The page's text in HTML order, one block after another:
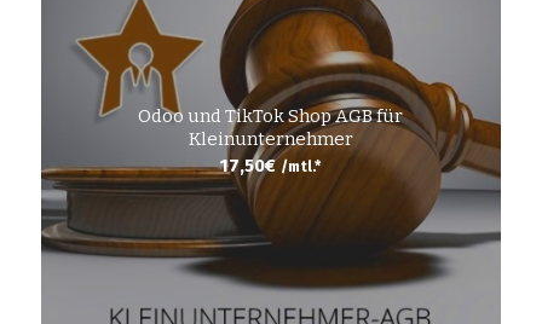
Odoo und TikTok Shop AGB für
Kleinunternehmer
17,50€ /mtl.*